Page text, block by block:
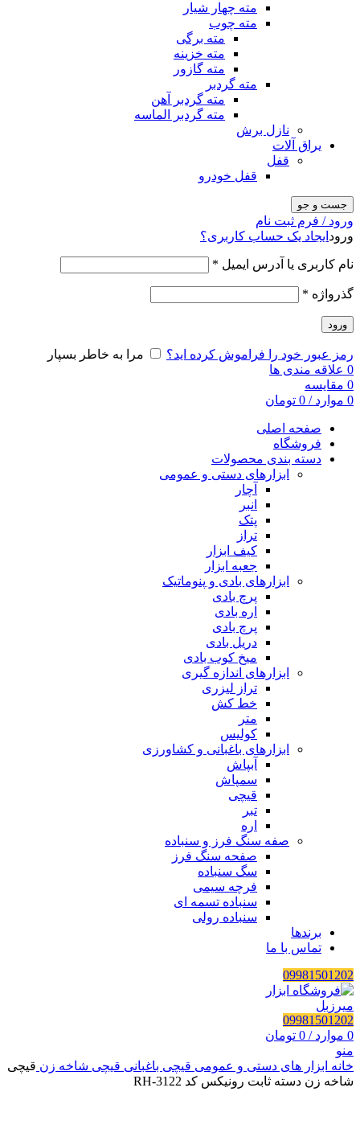
مته چهار شیار
مته چوب
مته برگی
مته خزینه
مته گازور
مته گردبر
مته گردبر آهن
مته گردبر الماسه
نازل برش
یراق آلات
قفل
قفل خودرو
جست و جو
ورود / فرم ثبت نام
ورود ایجاد یک حساب کاربری؟
نام کاربری یا آدرس ایمیل *
گذرواژه *
ورود
رمز عبور خود را فراموش کرده اید؟
مرا به خاطر بسپار
0 علاقه مندی ها
0 مقایسه
0 موارد /
0 تومان
صفحه اصلی
فروشگاه
دسته بندی محصولات
ابزارهای دستی و عمومی
آچار
انبر
پتک
تراز
کیف ابزار
جعبه ابزار
ابزارهای بادی و پنوماتیک
پرچ بادی
اره بادی
پرچ بادی
دریل بادی
میخ کوب بادی
ابزارهای اندازه گیری
تراز لیزری
خط کش
متر
کولیس
ابزارهای باغبانی و کشاورزی
آبپاش
سمپاش
قیچی
تبر
اره
صفه سنگ فرز و سنباده
صفحه سنگ فرز
سگ سنباده
فرچه سیمی
سنباده تسمه ای
سنباده رولی
برندها
تماس با ما
09981501202
09981501202
0 موارد /
0 تومان
منو
خانه ابزار های دستی و عمومی قیچی باغبانی قیچی شاخه زن قیچی
شاخه زن دسته ثابت رونیکس کد RH-3122